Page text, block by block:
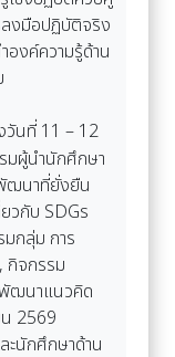
งมือปฏิบัติจริง
องค์ความรู้ด้าน
วันที่ 11 – 12
มผู้นำนักศึกษา
ฒนาที่ยั่งยืน
วกับ SDGs
มกลุ่ม การ
กิจกรรม
ฒนาแนวคิด
2569
ะนักศึกษาด้าน